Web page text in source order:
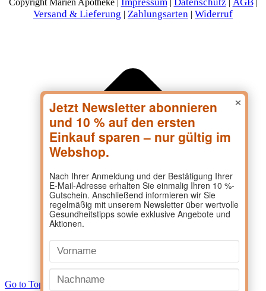
Copyright Marien Apotheke | Impressum| Datenschutz | AGB|
Versand & Lieferung | Zahlungsarten | Widerruf
Go to Top
×